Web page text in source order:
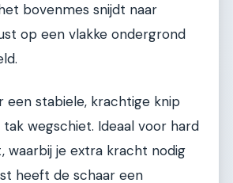
bovenmes snijdt naar
op een vlakke ondergrond
een stabiele, krachtige knip
wegschiet. Ideaal voor hard
waarbij je extra kracht nodig
heeft de schaar een